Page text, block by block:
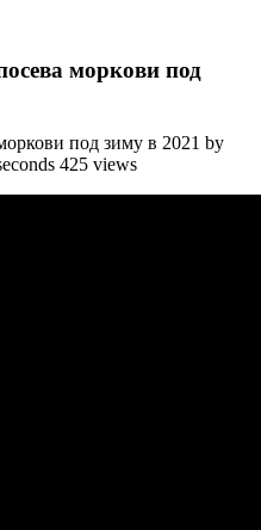
моркови под
под зиму в 2021 by
425 views